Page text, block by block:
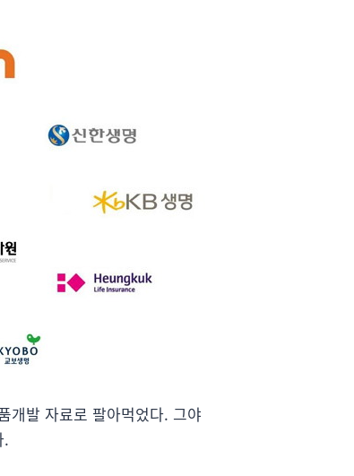
개발 자료로 팔아먹었다. 그야
.